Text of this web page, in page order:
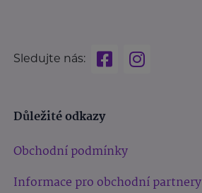
Sledujte nás:
Důležité odkazy
Obchodní podmínky
Informace pro obchodní partnery